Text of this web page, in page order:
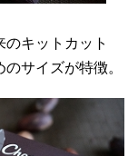
キットカット
サイズが特徴。